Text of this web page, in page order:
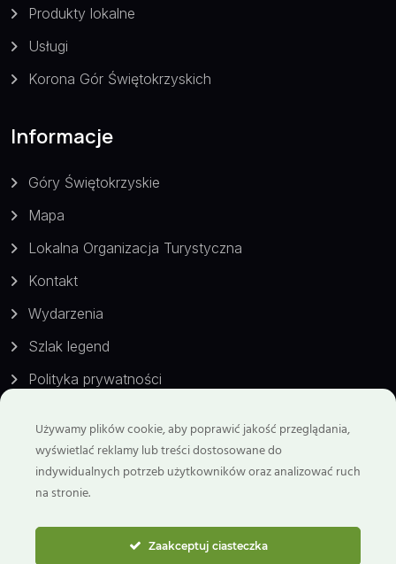
Produkty lokalne
Usługi
Korona Gór Świętokrzyskich
Informacje
Góry Świętokrzyskie
Mapa
Lokalna Organizacja Turystyczna
Kontakt
Wydarzenia
Szlak legend
Polityka prywatności
Kontakt
Telefon:
Używamy plików cookie, aby poprawić jakość przeglądania,
wyświetlać reklamy lub treści dostosowane do
indywidualnych potrzeb użytkowników oraz analizować ruch
na stronie.
Zaakceptuj ciasteczka